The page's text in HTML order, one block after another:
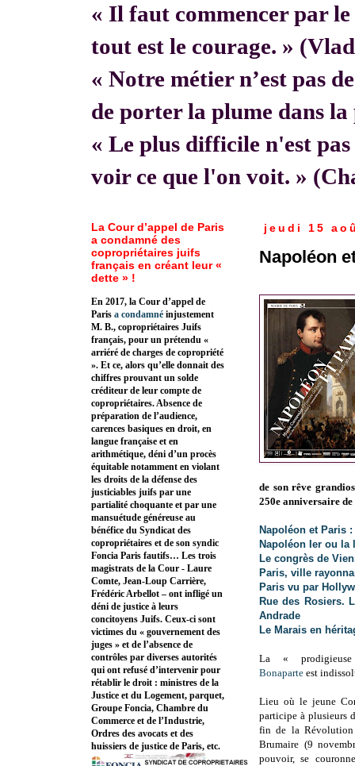
« Il faut commencer par le
tout est le courage. »
« Notre métier n’est pas
de porter la plume dans
« Le plus difficile n'est
voir ce que l'on voit. »
jeudi 15
Napoléon
de son rêve
250e anniversaire
Napoléon et Paris
Napoléon Ier ou la
Le congrès de
Paris, ville
Paris vu par
Rue des Rosiers.
Andrade
Le Marais en
La «
Bonaparte est
Lieu où le jeune
participe à plusieurs
fin de la
Brumaire (9
pouvoir, se
La Cour d’appel de Paris
a condamné des
copropriétaires juifs
français en créant leur «
dette » !
En 2017, la Cour d’appel de
Paris a condamné injustement
M. B., copropriétaires Juifs
français, pour un prétendu «
arriéré de charges de copropriété
». Et ce, alors qu’elle donnait des
chiffres prouvant un solde
créditeur de leur compte de
copropriétaires. Absence de
préparation de l’audience,
carences basiques en droit, en
langue française et en
arithmétique, déni d’un procès
équitable notamment en violant
les droits de la défense des
justiciables juifs par une
partialité choquante et par une
mansuétude généreuse au
bénéfice du Syndicat des
copropriétaires et de son syndic
Foncia Paris fautifs… Les trois
magistrats de la Cour - Laure
Comte, Jean-Loup Carrière,
Frédéric Arbellot – ont infligé un
déni de justice à leurs
concitoyens Juifs. Ceux-ci sont
victimes du « gouvernement des
juges » et de l’absence de
contrôles par diverses autorités
qui ont refusé d’intervenir pour
rétablir le droit : ministres de la
Justice et du Logement, parquet,
Groupe Foncia, Chambre du
Commerce et de l’Industrie,
Ordres des avocats et des
huissiers de justice de Paris, etc.